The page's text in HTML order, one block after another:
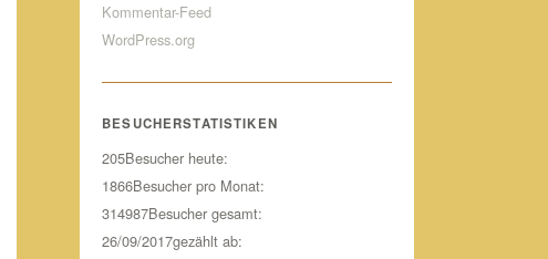
Kommentar-Feed
WordPress.org
BESUCHERSTATISTIKEN
205Besucher heute:
1866Besucher pro Monat:
314987Besucher gesamt:
26/09/2017gezählt ab: